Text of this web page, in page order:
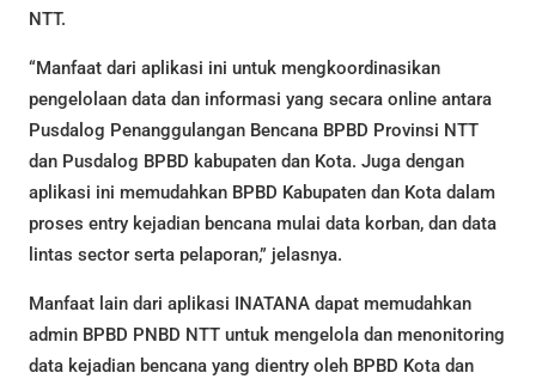
NTT.
“Manfaat dari aplikasi ini untuk mengkoordinasikan
pengelolaan data dan informasi yang secara online antara
Pusdalog Penanggulangan Bencana BPBD Provinsi NTT
dan Pusdalog BPBD kabupaten dan Kota. Juga dengan
aplikasi ini memudahkan BPBD Kabupaten dan Kota dalam
proses entry kejadian bencana mulai data korban, dan data
lintas sector serta pelaporan,” jelasnya.
Manfaat lain dari aplikasi INATANA dapat memudahkan
admin BPBD PNBD NTT untuk mengelola dan menonitoring
data kejadian bencana yang dientry oleh BPBD Kota dan